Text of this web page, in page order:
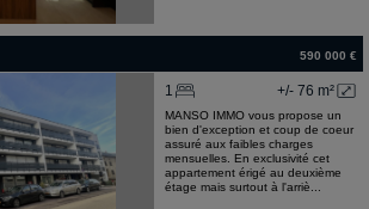
590 000 €
+/- 76 m²
1
MANSO IMMO vous propose un
bien d'exception et coup de coeur
assuré aux faibles charges
mensuelles. En exclusivité cet
appartement érigé au deuxième
étage mais surtout à l'arriè...